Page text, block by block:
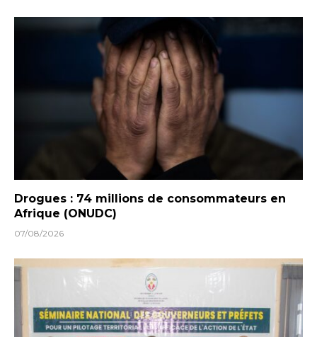
Drogues : 74 millions de consommateurs en
Afrique (ONUDC)
07/08/2026